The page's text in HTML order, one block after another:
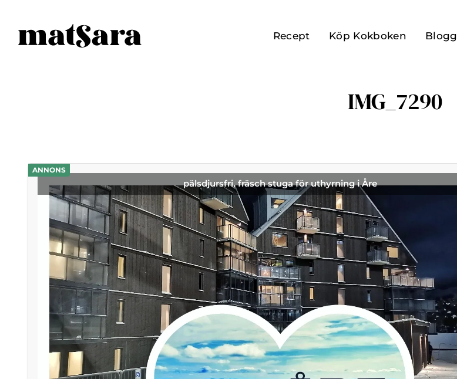
Recept Köp Kokboken Blogg
IMG_7290
ANNONS
pälsdjursfri, fräsch stuga för uthyrning i Åre